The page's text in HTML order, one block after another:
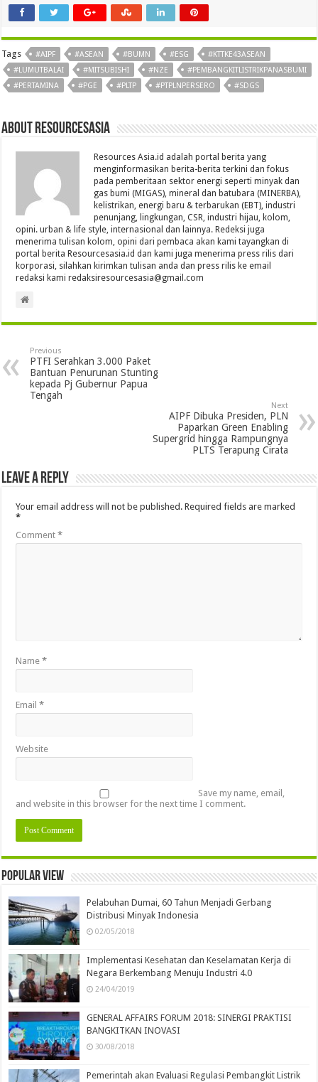
Tags #AIPF #ASEAN #BUMN #ESG
#KTTKE43ASEAN
#LUMUTBALAI
#MITSUBISHI #NZE
#PEMBANGKITLISTRIKPANASBUMI
#PERTAMINA
#PGE #PLTP #PTPLNPERSERO #SDGS
About Resourcesasia
Resources Asia.id adalah portal berita yang
menginformasikan berita-berita terkini dan fokus
pada pemberitaan sektor energi seperti minyak dan
gas bumi (MIGAS), mineral dan batubara (MINERBA),
kelistrikan, energi baru & terbarukan (EBT), industri
penunjang, lingkungan, CSR, industri hijau, kolom,
opini. urban & life style, internasional dan lainnya. Redeksi juga
menerima tulisan kolom, opini dari pembaca akan kami tayangkan di
portal berita Resourcesasia.id dan kami juga menerima press rilis dari
korporasi, silahkan kirimkan tulisan anda dan press rilis ke email
redaksi kami redaksiresourcesasia@gmail.com
Previous
PTFI Serahkan 3.000 Paket
Bantuan Penurunan Stunting
kepada Pj Gubernur Papua
Tengah
Next
AIPF Dibuka Presiden, PLN
Paparkan Green Enabling
Supergrid hingga Rampungnya
PLTS Terapung Cirata
Leave a Reply
Your email address will not be published. Required fields are marked
*
Comment*
Name*
Email*
Website
Save my name, email,
and website in this browser for the next time I comment.
Popular view
Pelabuhan Dumai, 60 Tahun Menjadi Gerbang
Distribusi Minyak Indonesia
02/05/2018
Implementasi Kesehatan dan Keselamatan Kerja di
Negara Berkembang Menuju Industri 4.0
24/04/2019
GENERAL AFFAIRS FORUM 2018: SINERGI PRAKTISI
BANGKITKAN INOVASI
30/08/2018
Pemerintah akan Evaluasi Regulasi Pembangkit Listrik